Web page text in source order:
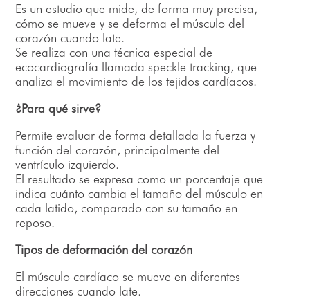
Es un estudio que mide, de forma muy precisa,
cómo se mueve y se deforma el músculo del
corazón cuando late.
Se realiza con una técnica especial de
ecocardiografía llamada speckle tracking, que
analiza el movimiento de los tejidos cardíacos.
¿Para qué sirve?
Permite evaluar de forma detallada la fuerza y
función del corazón, principalmente del
ventrículo izquierdo.
El resultado se expresa como un porcentaje que
indica cuánto cambia el tamaño del músculo en
cada latido, comparado con su tamaño en
reposo.
Tipos de deformación del corazón
El músculo cardíaco se mueve en diferentes
direcciones cuando late.